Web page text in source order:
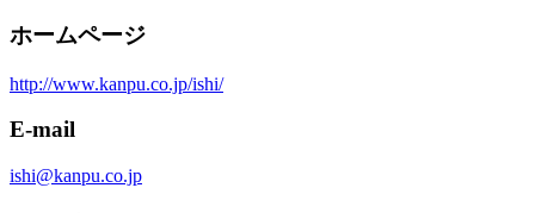
ホームページ
http://www.kanpu.co.jp/ishi/
E-mail
ishi@kanpu.co.jp